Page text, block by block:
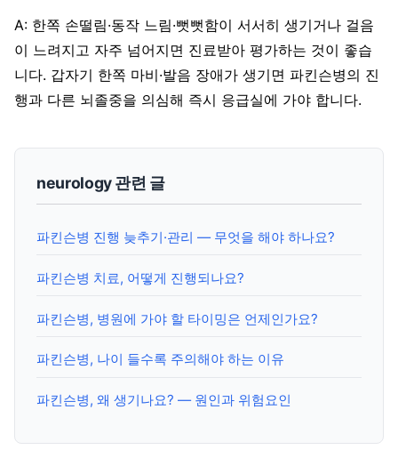
A: 한쪽 손떨림·동작 느림·뻣뻣함이 서서히 생기거나 걸음
이 느려지고 자주 넘어지면 진료받아 평가하는 것이 좋습
니다. 갑자기 한쪽 마비·발음 장애가 생기면 파킨슨병의 진
행과 다른 뇌졸중을 의심해 즉시 응급실에 가야 합니다.
neurology 관련 글
파킨슨병 진행 늦추기·관리 — 무엇을 해야 하나요?
파킨슨병 치료, 어떻게 진행되나요?
파킨슨병, 병원에 가야 할 타이밍은 언제인가요?
파킨슨병, 나이 들수록 주의해야 하는 이유
파킨슨병, 왜 생기나요? — 원인과 위험요인